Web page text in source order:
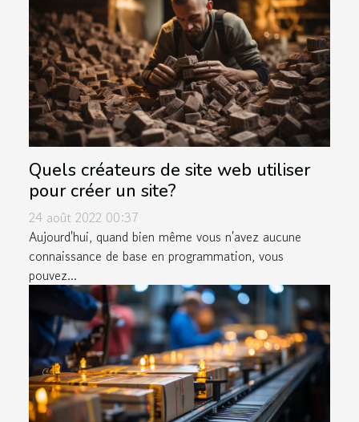
Quels créateurs de site web utiliser
pour créer un site?
24 août 2022 00:37
Aujourd'hui, quand bien même vous n'avez aucune
connaissance de base en programmation, vous
pouvez...